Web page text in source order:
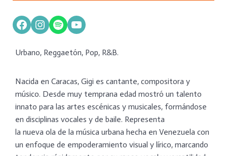
Facebook
Instagram
SpotifyYouTube
Urbano, Reggaetón, Pop, R&B.
Nacida en Caracas, Gigi es cantante, compositora y
músico. Desde muy temprana edad mostró un talento
innato para las artes escénicas y musicales, formándose
en disciplinas vocales y de baile. Representa
la nueva ola de la música urbana hecha en Venezuela con
un enfoque de empoderamiento visual y lírico, marcando